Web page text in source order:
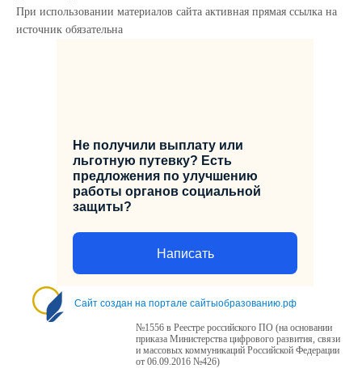
При использовании материалов сайта активная прямая ссылка на
источник обязательна
Не получили выплату или
льготную путевку? Есть
предложения по улучшению
работы органов социальной
защиты?
Написать
Сайт создан на портале сайтыобразованию.рф
№1556 в Реестре российского ПО (на основании
приказа Министерства цифрового развития, связи
и массовых коммуникаций Российской Федерации
от 06.09.2016 №426)